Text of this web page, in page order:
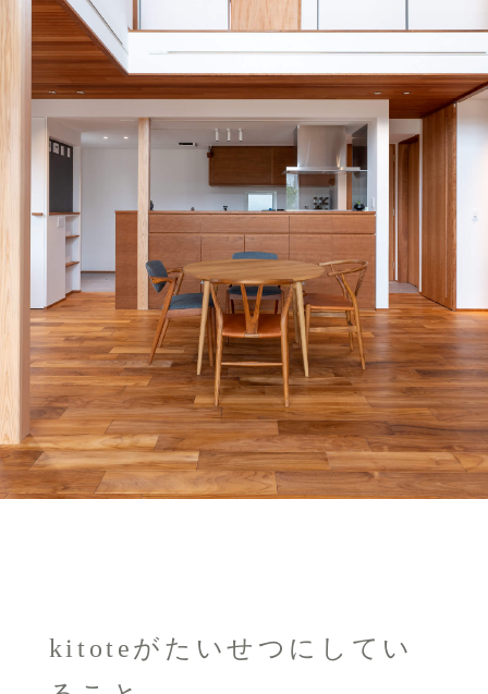
kitoteがたいせつにしてい